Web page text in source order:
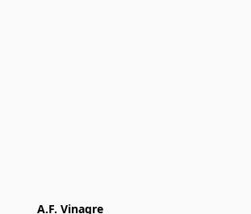
A.F. Vinagre